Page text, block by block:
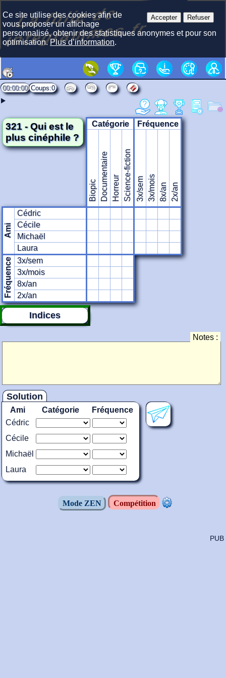
La f
olie
de
i
nte
gra
m
mes.fr
321 - Qui est le
plus cinéphile ?
Catégorie Fréquence
BiopicDocumentaire HorreurScience-fiction 3x/sem3x/mois 8x/an 2x/an
Ami
Cédric
Cécile
Michaël
Laura
Fréquence 3x/sem
3x/mois
8x/an
2x/an
Indices
Notes :
Solution
Ami Catégorie
Fréquence
Cédric
Cécile
Michaël
Laura
00:00:00 0
Mode ZEN Compétition
Accepter Refuser
Ce site utilise des cookies afin de
vous proposer un affichage
personnalisé, obtenir des statistiques anonymes et pour son
optimisation.Plus d’information.